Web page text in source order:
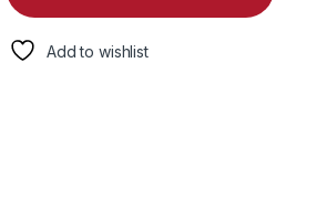
Add to wishlist